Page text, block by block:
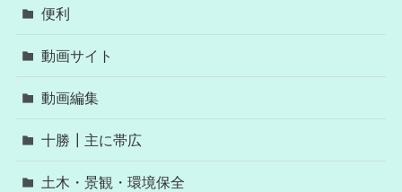
便利
動画サイト
動画編集
十勝┃主に帯広
土木・景観・環境保全